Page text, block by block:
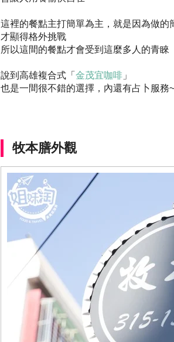
這裡的餐點主打簡單為主，就是因為做的
才顯得格外挑戰
所以這間的餐點才會受到這麼多人的青睞
說到高雄複合式「 金茂宜咖啡 」
也是一間很不錯的選擇，內還有占卜服務
牧本膳外觀